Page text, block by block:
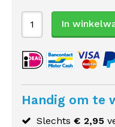
In
Handig om te
Slechts € 2,95